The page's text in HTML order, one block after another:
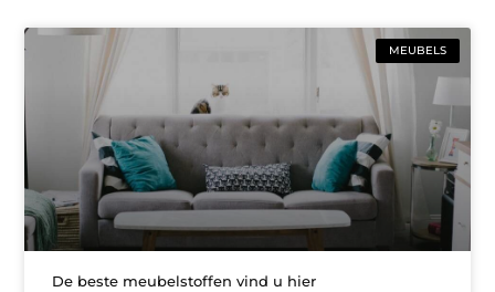
MEUBELS
De beste meubelstoffen vind u hier